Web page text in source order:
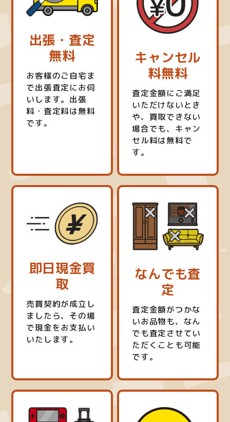
出張・査定
無料
お客様のご自宅ま
で出張査定にお伺
いします。出張
料・査定料は無料
です。
キャンセル
料無料
査定金額にご満足
いただけないとき
や、買取できない
場合でも、キャン
セル料は無料で
す。
即日現金買
取
売買契約が成立し
ましたら、その場
で現金をお支払い
いたします。
なんでも査
定
査定金額がつかな
いお品物も、なん
でも査定させてい
ただくことも可能
です。